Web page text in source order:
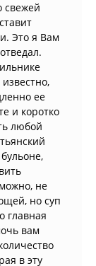
свежей
Это я Вам
ее
и коротко
любой
не
но суп
главная
вам
в эту